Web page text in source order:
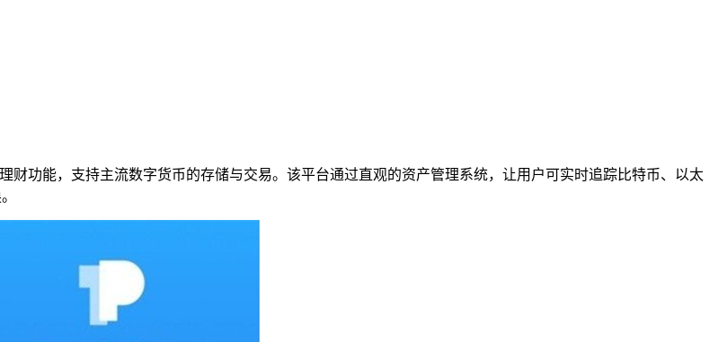
财功能，支持主流数字货币的存储与交易。该平台通过直观的资产管理系统，让用户可实时追踪比特币、以太